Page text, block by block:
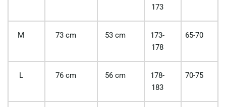
173
M 73 cm 53 cm
173-
178
65-70
L 76 cm 56 cm
178-
183
70-75